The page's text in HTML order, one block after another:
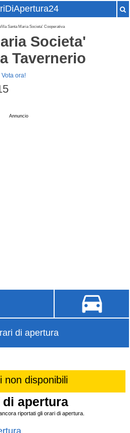
Santa Maria Societa' Cooperativa
Societa'
Tavernerio
|Vota ora!
Annuncio
di apertura
non disponibili
di apertura
riportati gli orari di apertura.